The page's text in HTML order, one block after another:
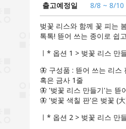
출고예정일 8/8 ~ 8/10
벚꽃 리스와 함께 꽃 피는
톡톡! 뜯어 쓰는 종이로 쉽
ㅣ* 옵션 1 > 벚꽃 리스 만
🦋 구성품 : 뜯어 쓰는 리
혹은 금사 1줄
🦋 '벚꽃 리스 만들기'는 뜯
🦋 '벚꽃 색칠 판'은 벚꽃 (
ㅣ* 옵션 2 > 벚꽃 리스 만